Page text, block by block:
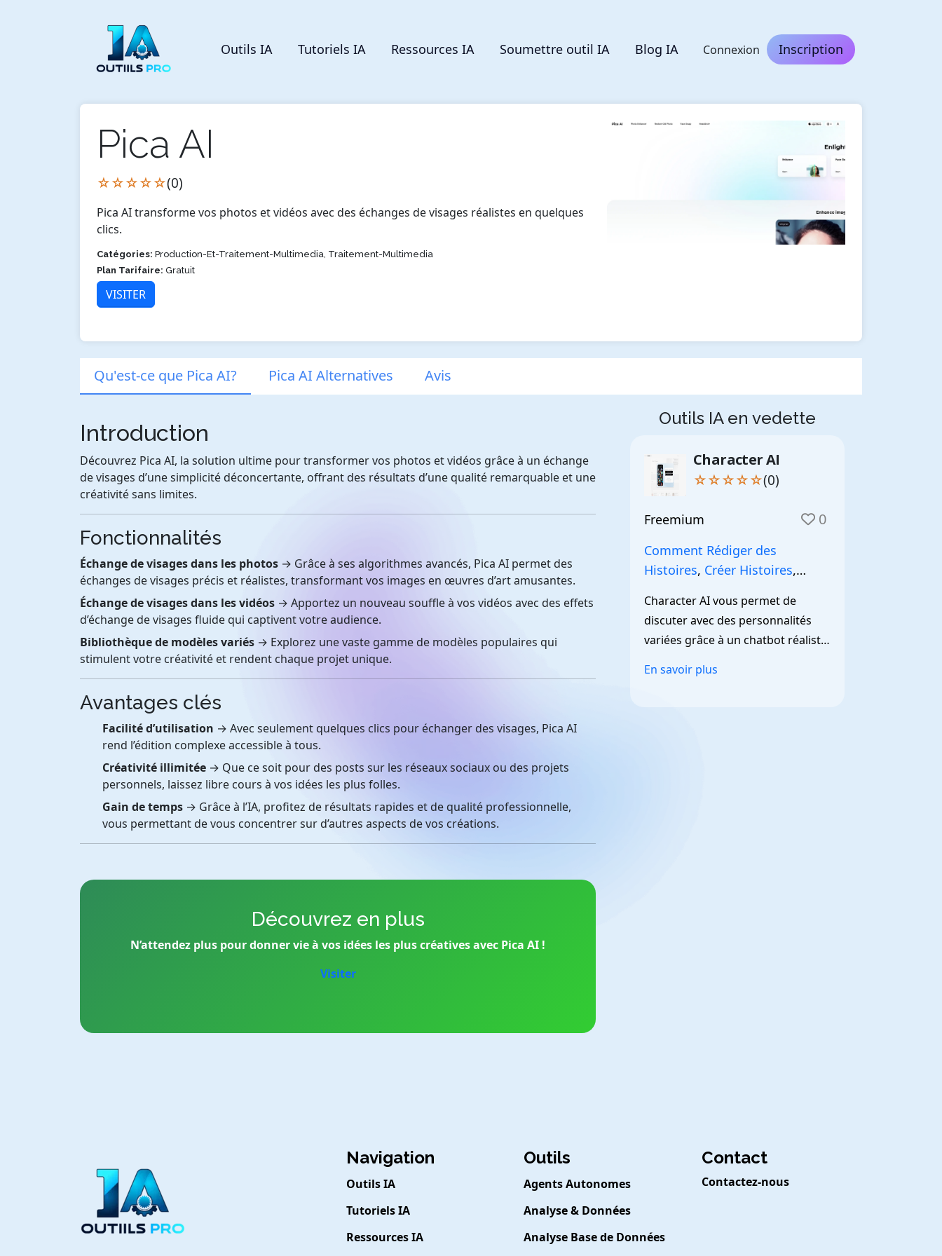
Outils IA Tutoriels IA Ressources IA Soumettre outil IA Blog IA Connexion Inscription
Pica AI
☆☆☆☆☆(0)
Pica AI transforme vos photos et vidéos avec des échanges de visages réalistes en quelques
clics.
Catégories: Production-Et-Traitement-Multimedia, Traitement-Multimedia
Plan Tarifaire: Gratuit
VISITER
Qu'est-ce que Pica AI? Pica AI Alternatives Avis
Introduction
Découvrez Pica AI, la solution ultime pour transformer vos photos et vidéos grâce à un échange
de visages d’une simplicité déconcertante, offrant des résultats d’une qualité remarquable et une
créativité sans limites.
Fonctionnalités
Échange de visages dans les photos → Grâce à ses algorithmes avancés, Pica AI permet des
échanges de visages précis et réalistes, transformant vos images en œuvres d’art amusantes.
Échange de visages dans les vidéos → Apportez un nouveau souffle à vos vidéos avec des effets
d’échange de visages fluide qui captivent votre audience.
Bibliothèque de modèles variés → Explorez une vaste gamme de modèles populaires qui
stimulent votre créativité et rendent chaque projet unique.
Avantages clés
Facilité d’utilisation → Avec seulement quelques clics pour échanger des visages, Pica AI
rend l’édition complexe accessible à tous.
Créativité illimitée → Que ce soit pour des posts sur les réseaux sociaux ou des projets
personnels, laissez libre cours à vos idées les plus folles.
Gain de temps → Grâce à l’IA, profitez de résultats rapides et de qualité professionnelle,
vous permettant de vous concentrer sur d’autres aspects de vos créations.
Découvrez en plus
N’attendez plus pour donner vie à vos idées les plus créatives avec Pica AI !
Visiter
Outils IA en vedette
Character AI
☆☆☆☆☆(0)
Freemium 0
Comment Rédiger des
Histoires, Créer Histoires,
Character AI vous permet de
discuter avec des personnalités
variées grâce à un chatbot réaliste
En savoir plus
Navigation
Outils IA
Tutoriels IA
Ressources IA
Outils
Agents Autonomes
Analyse & Données
Analyse Base de Données
Contact
Contactez-nous